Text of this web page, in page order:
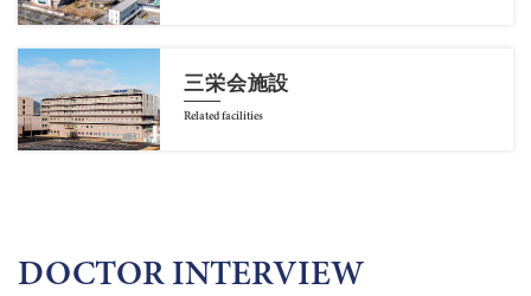
三栄会施設
Related facilities
DOCTOR INTERVIEW